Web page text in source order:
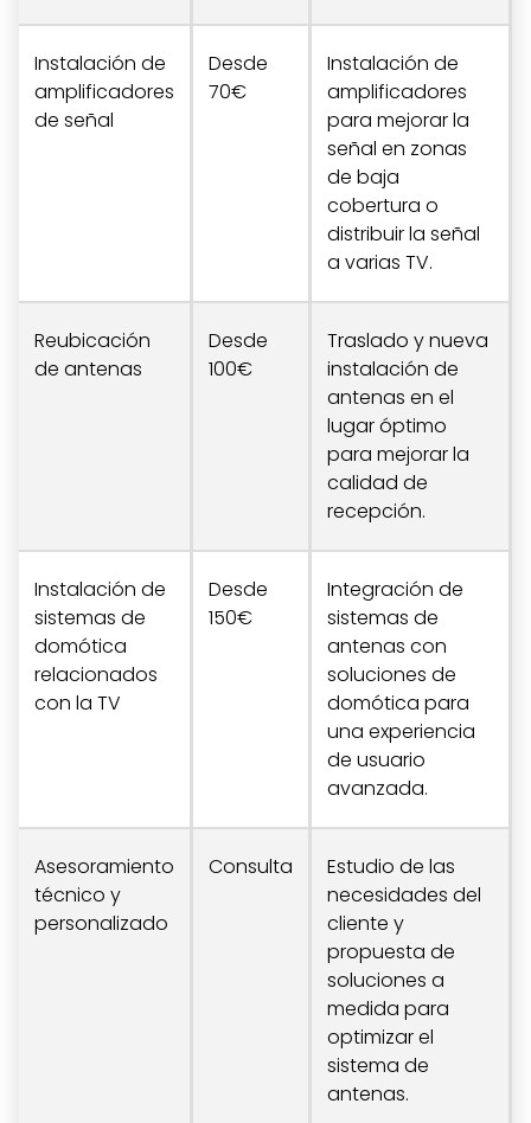
Instalación de
amplificadores
de señal
Desde
70€
Instalación de
amplificadores
para mejorar la
señal en zonas
de baja
cobertura o
distribuir la señal
a varias TV.
Reubicación
de antenas
Desde
100€
Traslado y nueva
instalación de
antenas en el
lugar óptimo
para mejorar la
calidad de
recepción.
Instalación de
sistemas de
domótica
relacionados
con la TV
Desde
150€
Integración de
sistemas de
antenas con
soluciones de
domótica para
una experiencia
de usuario
avanzada.
Asesoramiento
técnico y
personalizado
Consulta
Estudio de las
necesidades del
cliente y
propuesta de
soluciones a
medida para
optimizar el
sistema de
antenas.